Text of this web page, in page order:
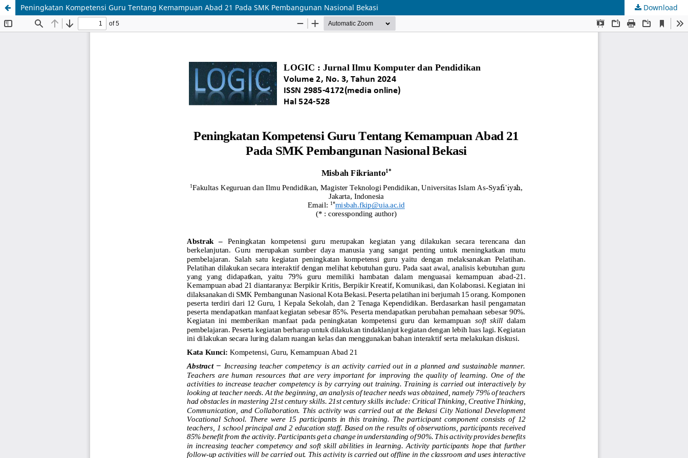
Peningkatan Kompetensi Guru Tentang Kemampuan Abad 21 Pada SMK Pembangunan Nasional Bekasi Download